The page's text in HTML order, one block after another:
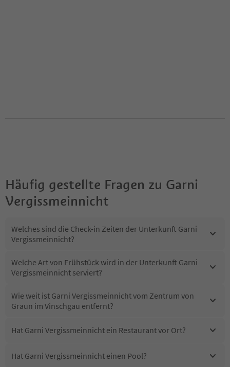
Häufig gestellte Fragen zu Garni
Vergissmeinnicht
Welches sind die Check-in Zeiten der Unterkunft Garni
Vergissmeinnicht?
Welche Art von Frühstück wird in der Unterkunft Garni
Vergissmeinnicht serviert?
Wie weit ist Garni Vergissmeinnicht vom Zentrum von
Graun im Vinschgau entfernt?
Hat Garni Vergissmeinnicht ein Restaurant vor Ort?
Hat Garni Vergissmeinnicht einen Pool?